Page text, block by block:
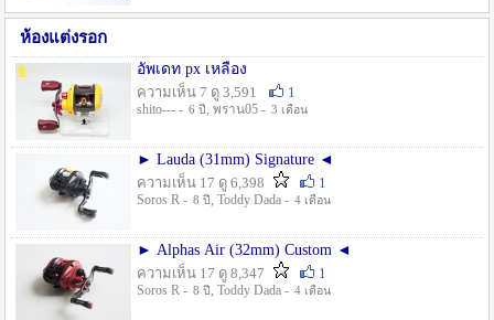
ห้องแต่งรอก
อัพเดท px เหลือง
ความเห็น 7 ดู 3,591
1
shito--- - 6 ปี , พราน05 - 3 เดือน
► Lauda (31mm) Signature ◄
ความเห็น 17 ดู 6,398
1
Soros R - 8 ปี , Toddy Dada - 4 เดือน
► Alphas Air (32mm) Custom ◄
ความเห็น 17 ดู 8,347
1
Soros R - 8 ปี , Toddy Dada - 4 เดือน